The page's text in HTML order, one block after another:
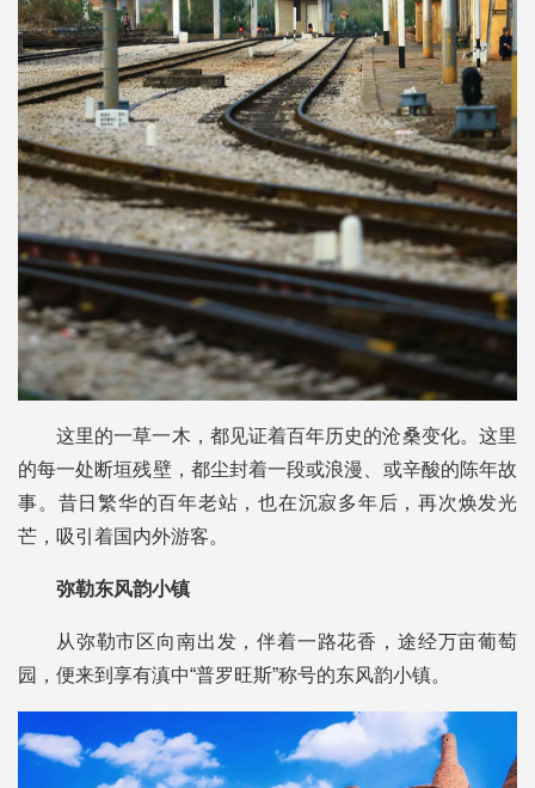
这里的一草一木，都见证着百年历史的沧桑变化。这里
的每一处断垣残壁，都尘封着一段或浪漫、或辛酸的陈年故
事。昔日繁华的百年老站，也在沉寂多年后，再次焕发光
芒，吸引着国内外游客。
弥勒东风韵小镇
从弥勒市区向南出发，伴着一路花香，途经万亩葡萄
园，便来到享有滇中“普罗旺斯”称号的东风韵小镇。